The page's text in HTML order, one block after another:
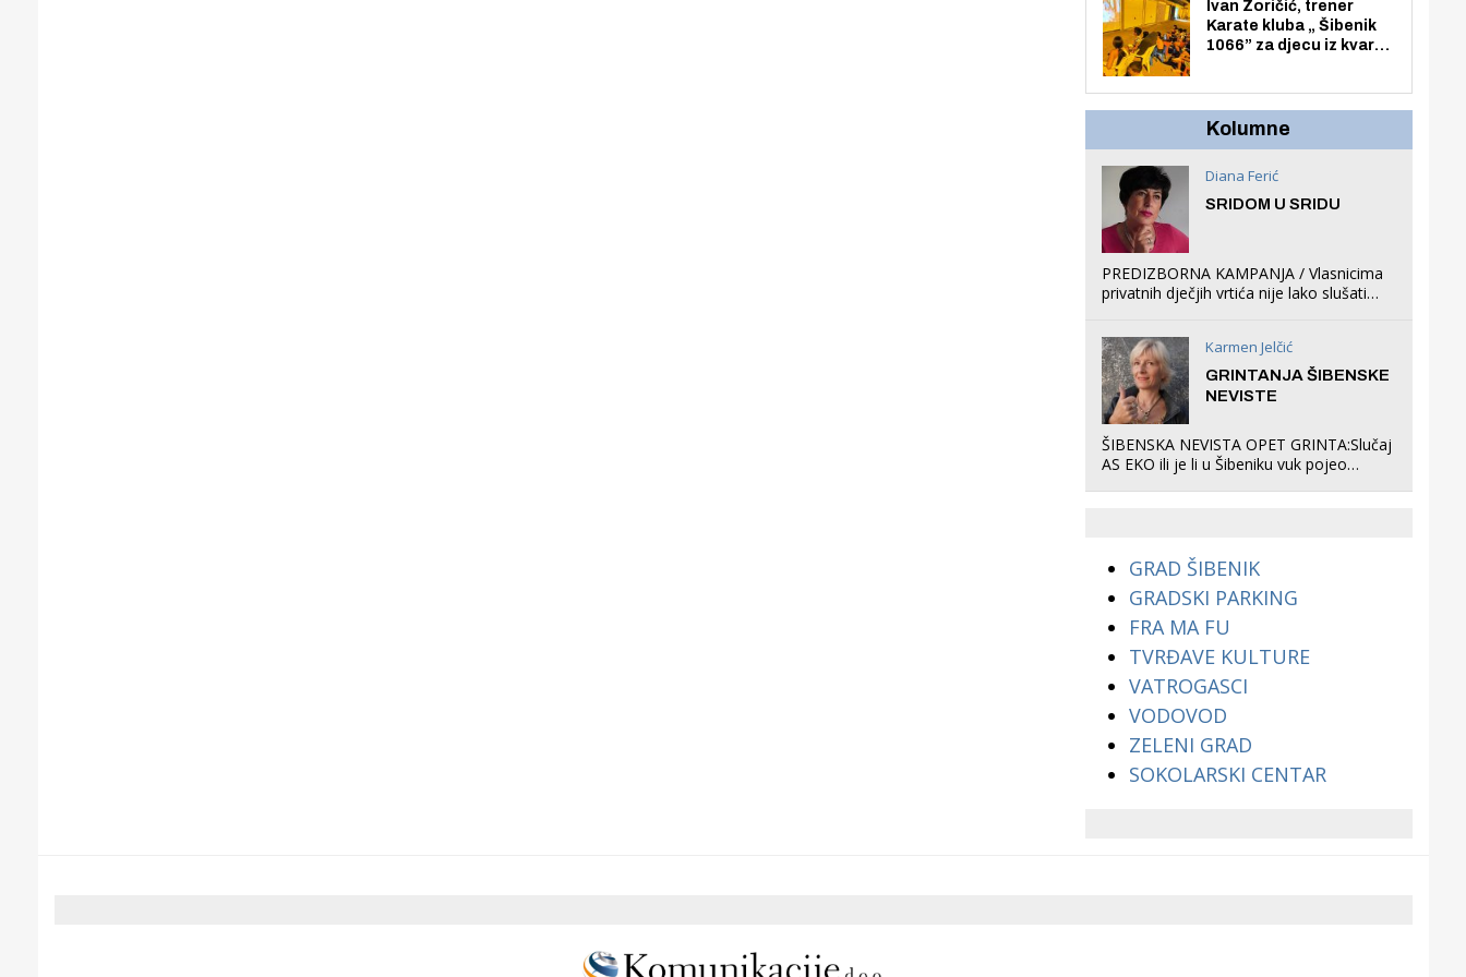
Ivan Zoričić, trener
Karate kluba „ Šibenik
1066” za djecu iz kvarta
organizirao dječje
Kolumne
Diana Ferić
SRIDOM U SRIDU
PREDIZBORNA KAMPANJA / Vlasnicima
privatnih dječjih vrtića nije lako slušati
što oni rade u Šibeniku ne postoji
Karmen Jelčić
GRINTANJA ŠIBENSKE
NEVISTE
ŠIBENSKA NEVISTA OPET GRINTA:Slučaj
AS EKO ili je li u Šibeniku vuk pojeo
GRAD ŠIBENIK
GRADSKI PARKING
FRA MA FU
TVRĐAVE KULTURE
VATROGASCI
VODOVOD
ZELENI GRAD
SOKOLARSKI CENTAR